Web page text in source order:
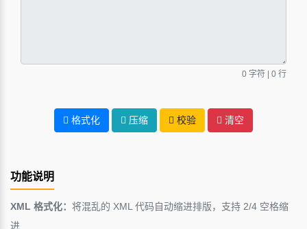
0 字符 | 0 行
格式化 压缩 校验 清空
功能说明
XML 格式化： 将混乱的 XML 代码自动缩进排版，支持 2/4 空格缩
进